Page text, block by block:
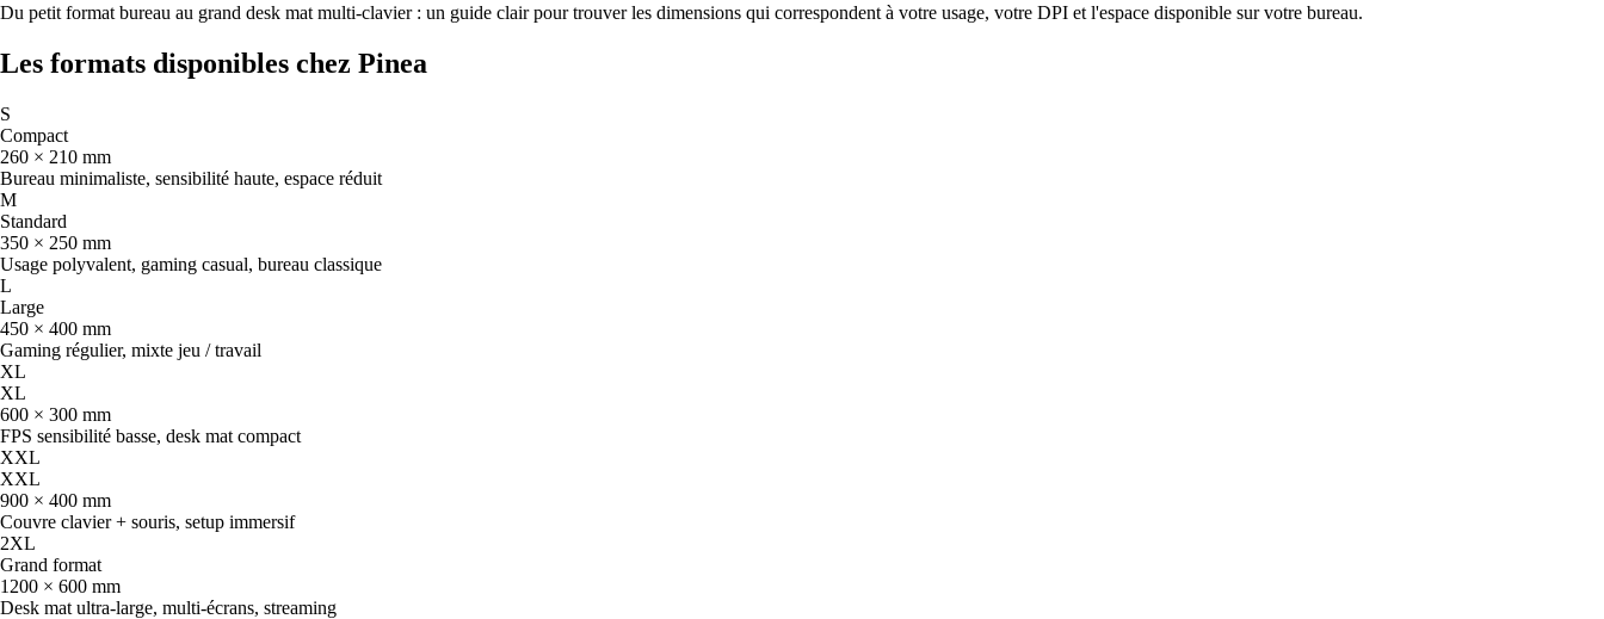
Du petit format bureau au grand desk mat multi-clavier : un guide clair pour trouver les dimensions qui correspondent à votre usage, votre DPI et l'espace disponible sur votre bureau.
Les formats disponibles chez Pinea
S
Compact
260 × 210 mm
Bureau minimaliste, sensibilité haute, espace réduit
M
Standard
350 × 250 mm
Usage polyvalent, gaming casual, bureau classique
L
Large
450 × 400 mm
Gaming régulier, mixte jeu / travail
XL
XL
600 × 300 mm
FPS sensibilité basse, desk mat compact
XXL
XXL
900 × 400 mm
Couvre clavier + souris, setup immersif
2XL
Grand format
1200 × 600 mm
Desk mat ultra-large, multi-écrans, streaming